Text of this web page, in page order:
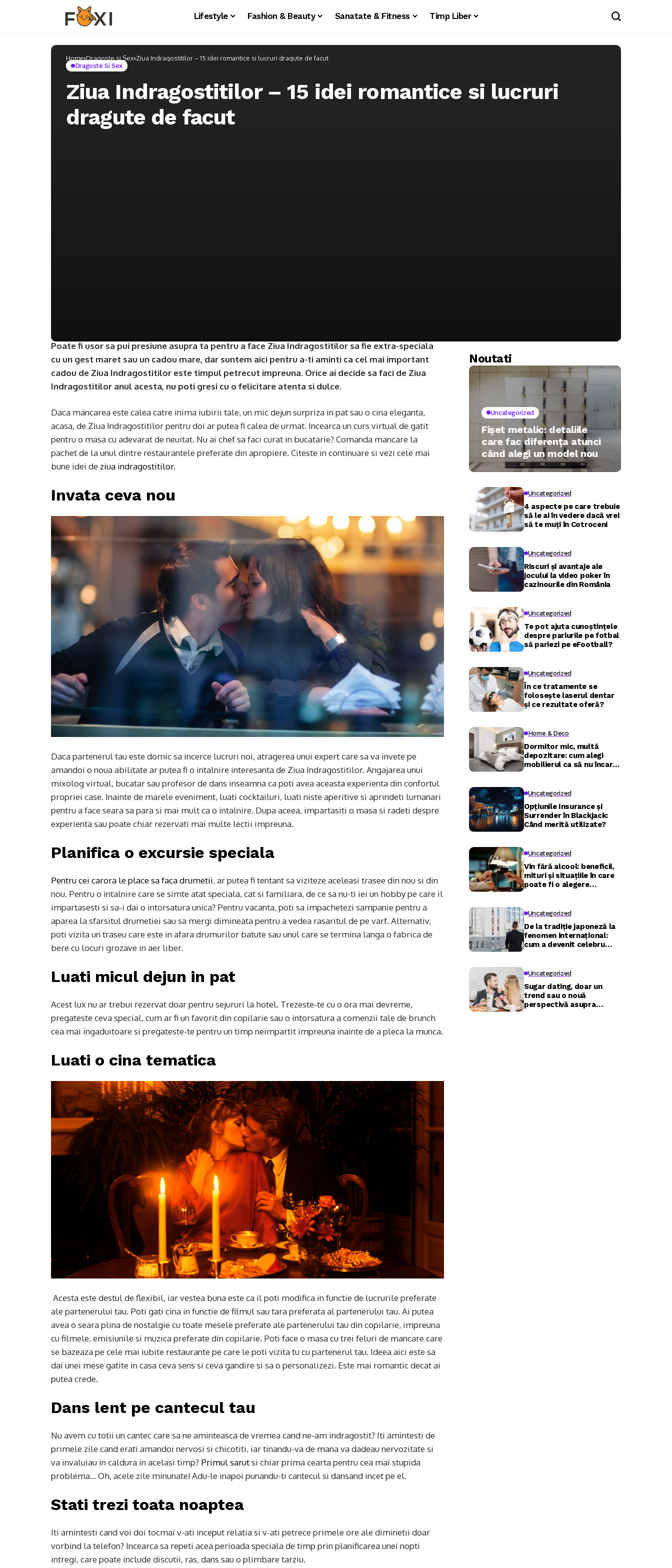
Lifestyle Fashion & Beauty Sanatate & Fitness Timp Liber
Home Dragoste si Sex Ziua Indragostitilor – 15 idei romantice si lucruri dragute de facut
Dragoste Si Sex
Ziua Indragostitilor – 15 idei romantice si lucruri
dragute de facut
Poate fi usor sa pui presiune asupra ta pentru a face Ziua Indragostitilor sa fie extra-speciala
cu un gest maret sau un cadou mare, dar suntem aici pentru a-ti aminti ca cel mai important
cadou de Ziua Indragostitilor este timpul petrecut impreuna. Orice ai decide sa faci de Ziua
Indragostitilor anul acesta, nu poti gresi cu o felicitare atenta si dulce.
Daca mancarea este calea catre inima iubirii tale, un mic dejun surpriza in pat sau o cina eleganta,
acasa, de Ziua Indragostitilor pentru doi ar putea fi calea de urmat. Incearca un curs virtual de gatit
pentru o masa cu adevarat de neuitat. Nu ai chef sa faci curat in bucatarie? Comanda mancare la
pachet de la unul dintre restaurantele preferate din apropiere. Citeste in continuare si vezi cele mai
bune idei de ziua indragostitilor.
Invata ceva nou
Daca partenerul tau este dornic sa incerce lucruri noi, atragerea unui expert care sa va invete pe
amandoi o noua abilitate ar putea fi o intalnire interesanta de Ziua Indragostitilor. Angajarea unui
mixolog virtual, bucatar sau profesor de dans inseamna ca poti avea aceasta experienta din confortul
propriei case. Inainte de marele eveniment, luati cocktailuri, luati niste aperitive si aprindeti lumanari
pentru a face seara sa para si mai mult ca o intalnire. Dupa aceea, impartasiti o masa si radeti despre
experienta sau poate chiar rezervati mai multe lectii impreuna.
Planifica o excursie speciala
Pentru cei carora le place sa faca drumetii, ar putea fi tentant sa viziteze aceleasi trasee din nou si din
nou. Pentru o intalnire care se simte atat speciala, cat si familiara, de ce sa nu-ti iei un hobby pe care il
impartasesti si sa-i dai o intorsatura unica? Pentru vacanta, poti sa impachetezi sampanie pentru a
aparea la sfarsitul drumetiei sau sa mergi dimineata pentru a vedea rasaritul de pe varf. Alternativ,
poti vizita un traseu care este in afara drumurilor batute sau unul care se termina langa o fabrica de
bere cu locuri grozave in aer liber.
Luati micul dejun in pat
Acest lux nu ar trebui rezervat doar pentru sejururi la hotel. Trezeste-te cu o ora mai devreme,
pregateste ceva special, cum ar fi un favorit din copilarie sau o intorsatura a comenzii tale de brunch
cea mai ingaduitoare si pregateste-te pentru un timp neimpartit impreuna inainte de a pleca la munca.
Luati o cina tematica
Acesta este destul de flexibil, iar vestea buna este ca il poti modifica in functie de lucrurile preferate
ale partenerului tau. Poti gati cina in functie de filmul sau tara preferata al partenerului tau. Ai putea
avea o seara plina de nostalgie cu toate mesele preferate ale partenerului tau din copilarie, impreuna
cu filmele, emisiunile si muzica preferate din copilarie. Poti face o masa cu trei feluri de mancare care
se bazeaza pe cele mai iubite restaurante pe care le poti vizita tu cu partenerul tau. Ideea aici este sa
dai unei mese gatite in casa ceva sens si ceva gandire si sa o personalizezi. Este mai romantic decat ai
putea crede.
Dans lent pe cantecul tau
Nu avem cu totii un cantec care sa ne aminteasca de vremea cand ne-am indragostit? Iti amintesti de
primele zile cand erati amandoi nervosi si chicotiti, iar tinandu-va de mana va dadeau nervozitate si
va invaluiau in caldura in acelasi timp? Primul sarutsi chiar prima cearta pentru cea mai stupida
problema… Oh, acele zile minunate! Adu-le inapoi punandu-ti cantecul si dansand incet pe el.
Stati trezi toata noaptea
Iti amintesti cand voi doi tocmai v-ati inceput relatia si v-ati petrece primele ore ale diminetii doar
vorbind la telefon? Incearca sa repeti acea perioada speciala de timp prin planificarea unei nopti
intregi, care poate include discutii, ras, dans sau o plimbare tarziu.
Noutati
Uncategorized
Fișet metalic: detaliile
care fac diferența atunci
când alegi un model nou
Uncategorized
4 aspecte pe care trebuie
să le ai în vedere dacă vrei
să te muți în Cotroceni
Uncategorized
Riscuri și avantaje ale
jocului la video poker în
cazinourile din România
Uncategorized
Te pot ajuta cunoștințele
despre pariurile pe fotbal
să pariezi pe eFootball?
Uncategorized
În ce tratamente se
folosește laserul dentar
și ce rezultate oferă?
Home & Deco
Dormitor mic, multă
depozitare: cum alegi
mobilierul ca să nu încarci
Uncategorized
Opțiunile Insurance și
Surrender în Blackjack:
Când merită utilizate?
Uncategorized
Vin fără alcool: beneficii,
mituri și situațiile în care
poate fi o alegere
Uncategorized
De la tradiție japoneză la
fenomen internațional:
cum a devenit celebru
Uncategorized
Sugar dating, doar un
trend sau o nouă
perspectivă asupra